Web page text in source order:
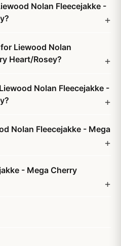
Nolan Fleecejakke -
Liewood Nolan
Heart/Rosey?
Nolan Fleecejakke -
Nolan Fleecejakke - Mega
- Mega Cherry